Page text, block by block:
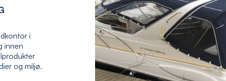
i
innen
og miljø.